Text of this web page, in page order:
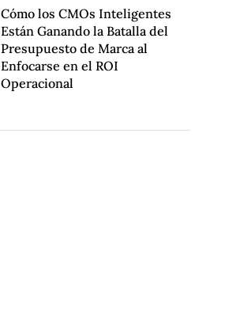
Cómo los CMOs Inteligentes
Están Ganando la Batalla del
Presupuesto de Marca al
Enfocarse en el ROI
Operacional